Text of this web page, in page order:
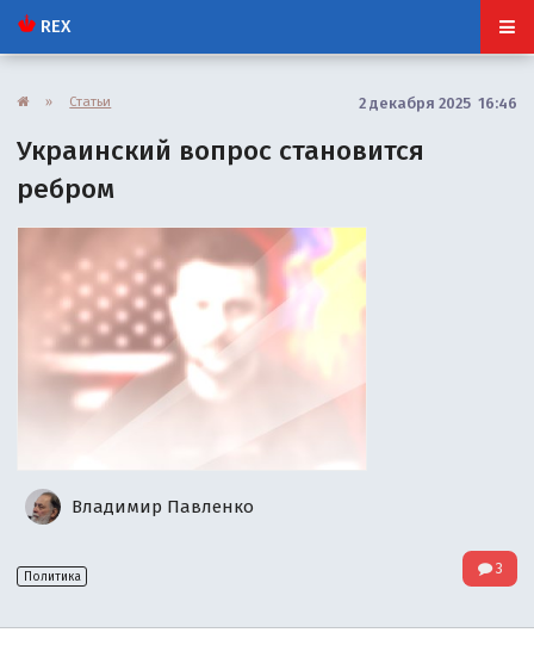
REX
» Статьи 2 декабря 2025 16:46
Украинский вопрос становится
ребром
Владимир Павленко
Политика 3